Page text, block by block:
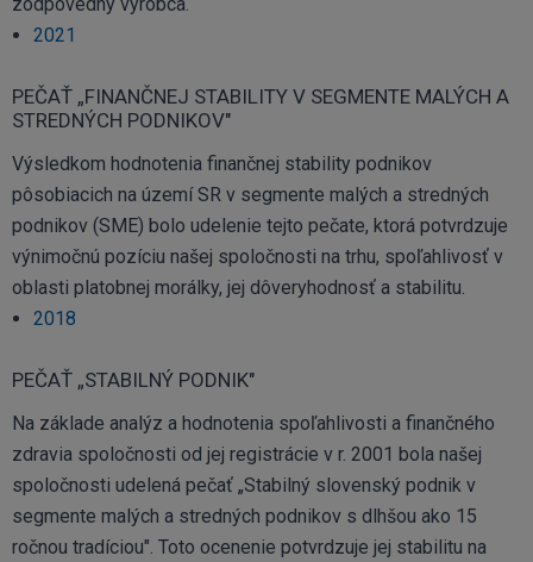
2021
PEČAŤ „FINANČNEJ STABILITY V SEGMENTE MALÝCH A
STREDNÝCH PODNIKOV"
Výsledkom hodnotenia finančnej stability podnikov
pôsobiacich na území SR v segmente malých a stredných
podnikov (SME) bolo udelenie tejto pečate, ktorá potvrdzuje
výnimočnú pozíciu našej spoločnosti na trhu, spoľahlivosť v
oblasti platobnej morálky, jej dôveryhodnosť a stabilitu.
2018
PEČAŤ „STABILNÝ PODNIK"
Na základe analýz a hodnotenia spoľahlivosti a finančného
zdravia spoločnosti od jej registrácie v r. 2001 bola našej
spoločnosti udelená pečať „Stabilný slovenský podnik v
segmente malých a stredných podnikov s dlhšou ako 15
ročnou tradíciou". Toto ocenenie potvrdzuje jej stabilitu na